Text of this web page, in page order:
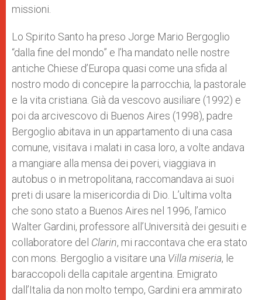
missioni.
Lo Spirito Santo ha preso Jorge Mario Bergoglio
“dalla fine del mondo” e l’ha mandato nelle nostre
antiche Chiese d’Europa quasi come una sfida al
nostro modo di concepire la parrocchia, la pastorale
e la vita cristiana. Già da vescovo ausiliare (1992) e
poi da arcivescovo di Buenos Aires (1998), padre
Bergoglio abitava in un appartamento di una casa
comune, visitava i malati in casa loro, a volte andava
a mangiare alla mensa dei poveri, viaggiava in
autobus o in metropolitana, raccomandava ai suoi
preti di usare la misericordia di Dio. L’ultima volta
che sono stato a Buenos Aires nel 1996, l’amico
Walter Gardini, professore all’Università dei gesuiti e
collaboratore del Clarin, mi raccontava che era stato
con mons. Bergoglio a visitare una Villa miseria, le
baraccopoli della capitale argentina. Emigrato
dall’Italia da non molto tempo, Gardini era ammirato